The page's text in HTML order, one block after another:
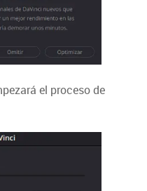
el proceso de